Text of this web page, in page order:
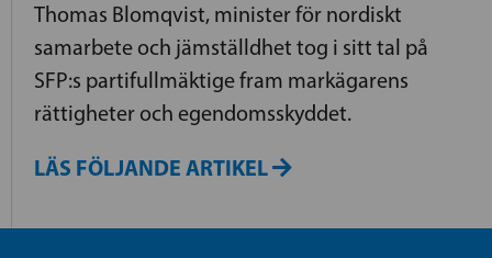
Thomas Blomqvist, minister för nordiskt
samarbete och jämställdhet tog i sitt tal på
SFP:s partifullmäktige fram markägarens
rättigheter och egendomsskyddet.
LÄS FÖLJANDE ARTIKEL